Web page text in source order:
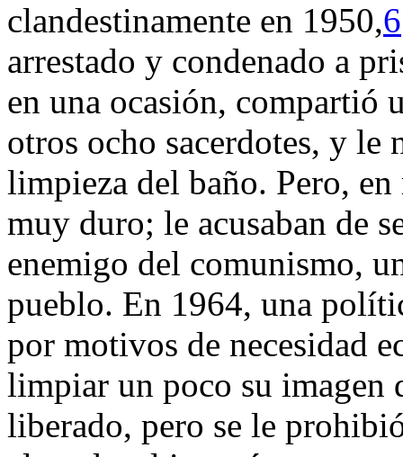
clandestinamente en 1950,
arrestado y condenado a
en una ocasión, compartió
otros ocho sacerdotes, y le
limpieza del baño. Pero,
muy duro; le acusaban de
enemigo del comunismo,
pueblo. En 1964, una
por motivos de necesidad
limpiar un poco su imagen
liberado, pero se le